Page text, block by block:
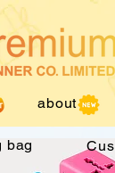
about us
bag